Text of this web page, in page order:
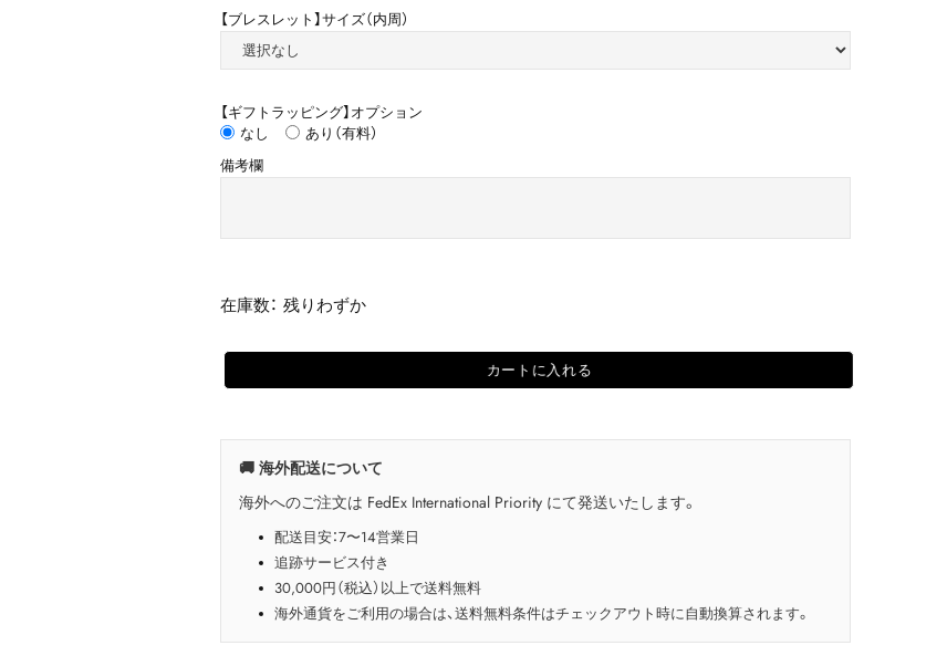
【ブレスレット】サイズ（内周）
【ギフトラッピング】オプション
なし
あり（有料）
備考欄
在庫数： 残りわずか
カートに入れる
🚚 海外配送について
海外へのご注文は FedEx International Priority にて発送いたします。
配送目安：7〜14営業日
追跡サービス付き
30,000円（税込）以上で送料無料
海外通貨をご利用の場合は、送料無料条件はチェックアウト時に自動換算されます。